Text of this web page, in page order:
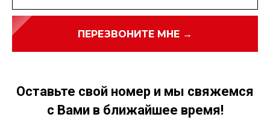
ПЕРЕЗВОНИТЕ МНЕ →
Оставьте свой номер и мы свяжемся
с Вами в ближайшее время!